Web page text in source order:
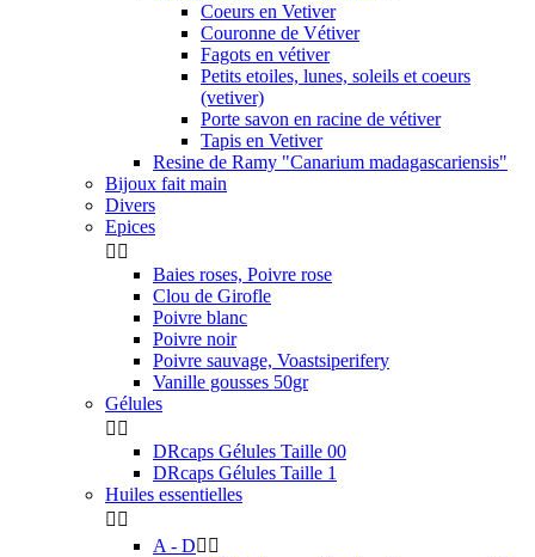
Coeurs en Vetiver
Couronne de Vétiver
Fagots en vétiver
Petits etoiles, lunes, soleils et coeurs
(vetiver)
Porte savon en racine de vétiver
Tapis en Vetiver
Resine de Ramy "Canarium madagascariensis"
Bijoux fait main
Divers
Epices
 
Baies roses, Poivre rose
Clou de Girofle
Poivre blanc
Poivre noir
Poivre sauvage, Voastsiperifery
Vanille gousses 50gr
Gélules
 
DRcaps Gélules Taille 00
DRcaps Gélules Taille 1
Huiles essentielles
 
A - D 